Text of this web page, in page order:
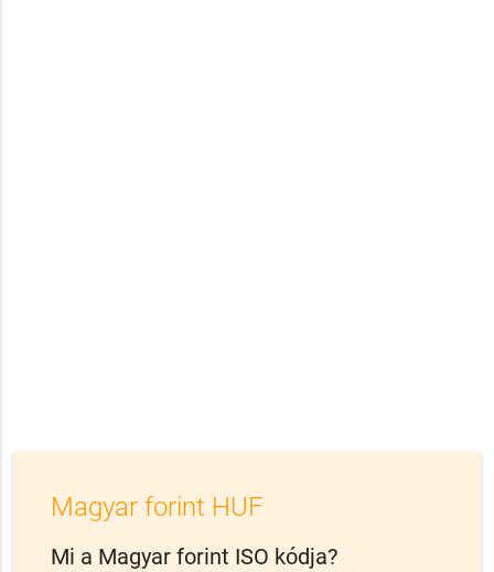
Magyar forint HUF
Mi a Magyar forint ISO kódja?